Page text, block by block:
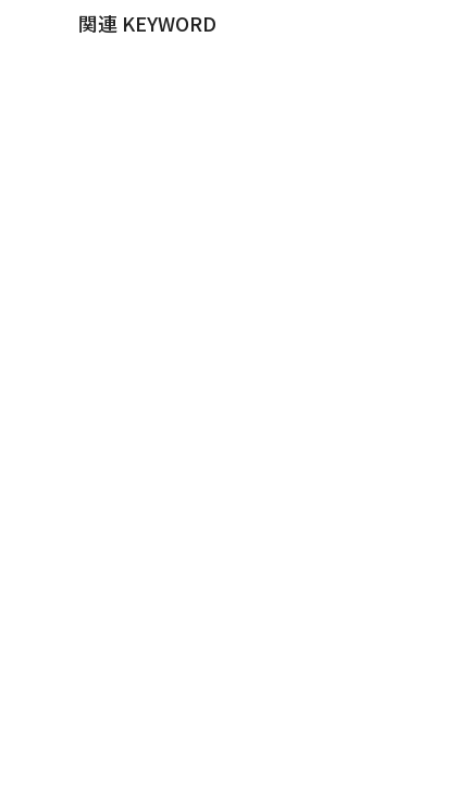
関連 KEYWORD